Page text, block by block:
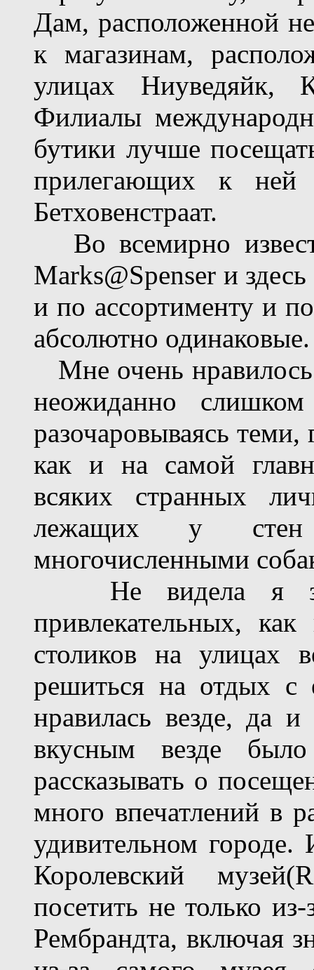
Дам, расположенной
к магазинам,
улицах Ниуведяйк,
Филиалы
бутики лучше
прилегающих к ней
Бетховенстраат.
Во всемирно
Marks@Spenser и
и по ассортименту и
абсолютно одинаковые.
Мне очень нравилось
неожиданно
разочаровываясь
как и на самой
всяких странных
лежащих у
многочисленными
Не видела я
привлекательных,
столиков на улицах
решиться на отдых
нравилась везде, да
вкусным везде
рассказывать о
много впечатлений в
удивительном
Королевский
посетить не только
Рембрандта, включая